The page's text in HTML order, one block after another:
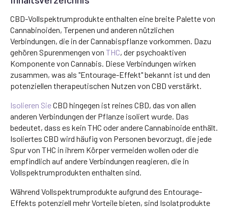
CBD-Vollspektrumprodukte enthalten eine breite Palette von
Cannabinoiden, Terpenen und anderen nützlichen
Verbindungen, die in der Cannabispflanze vorkommen. Dazu
gehören Spurenmengen von THC, der psychoaktiven
Komponente von Cannabis. Diese Verbindungen wirken
zusammen, was als "Entourage-Effekt" bekannt ist und den
potenziellen therapeutischen Nutzen von CBD verstärkt.
Isolieren SieCBD hingegen ist reines CBD, das von allen
anderen Verbindungen der Pflanze isoliert wurde. Das
bedeutet, dass es kein THC oder andere Cannabinoide enthält.
Isoliertes CBD wird häufig von Personen bevorzugt, die jede
Spur von THC in ihrem Körper vermeiden wollen oder die
empfindlich auf andere Verbindungen reagieren, die in
Vollspektrumprodukten enthalten sind.
Während Vollspektrumprodukte aufgrund des Entourage-
Effekts potenziell mehr Vorteile bieten, sind Isolatprodukte